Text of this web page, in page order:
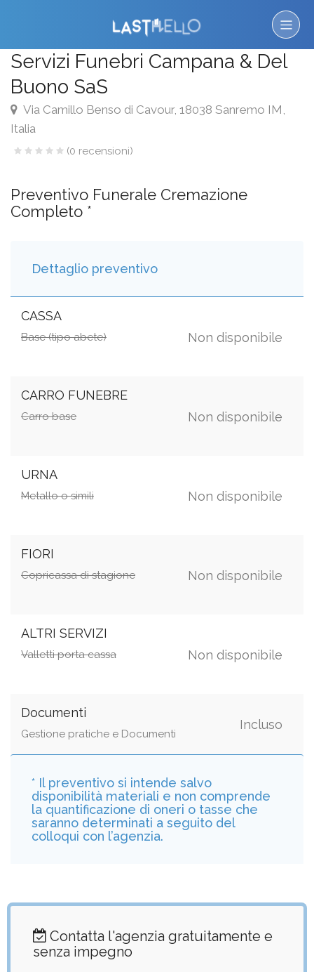
Servizi Funebri Campana & Del
Buono SaS
Via Camillo Benso di Cavour, 18038 Sanremo IM,
Italia
(0 recensioni)
Preventivo Funerale Cremazione
Completo *
Dettaglio preventivo
CASSA
Base (tipo abete) Non disponibile
CARRO FUNEBRE
Carro base Non disponibile
URNA
Metallo o simili Non disponibile
FIORI
Copricassa di stagione Non disponibile
ALTRI SERVIZI
Valletti porta cassa Non disponibile
Documenti
Gestione pratiche e Documenti
Incluso
* Il preventivo si intende salvo
disponibilità materiali e non comprende
la quantificazione di oneri o tasse che
saranno determinati a seguito del
colloqui con l’agenzia.
Contatta l'agenzia gratuitamente e
senza impegno